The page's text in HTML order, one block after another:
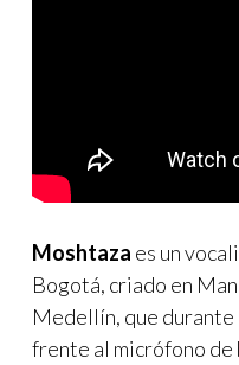
Moshtaza es un
Bogotá, criado en
Medellín, que durante
frente al micrófono de